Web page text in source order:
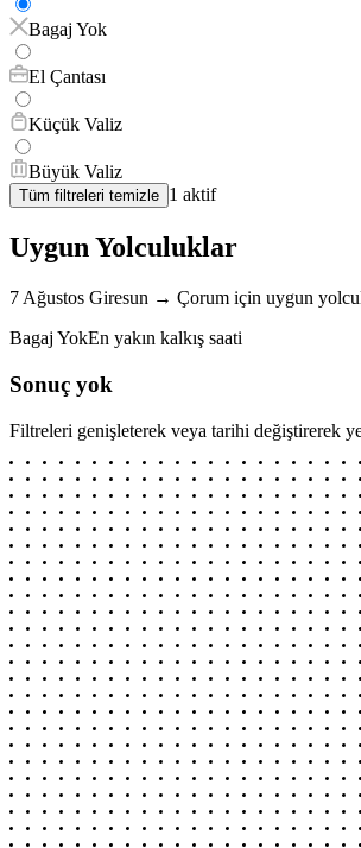
Bagaj Yok
El Çantası
Küçük Valiz
Büyük Valiz
Tüm filtreleri temizle 1 aktif
Uygun Yolculuklar
7 Ağustos Giresun → Çorum için uygun
Bagaj YokEn yakın kalkış saati
Sonuç yok
Filtreleri genişleterek veya tarihi değiştirerek